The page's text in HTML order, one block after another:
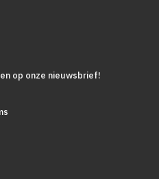
op onze nieuwsbrief!